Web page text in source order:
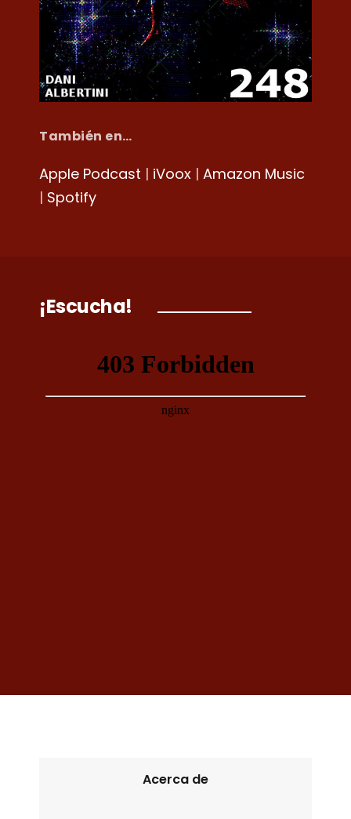
También en…
Apple Podcast | iVoox | Amazon Music
| Spotify
¡Escucha!
Acerca de